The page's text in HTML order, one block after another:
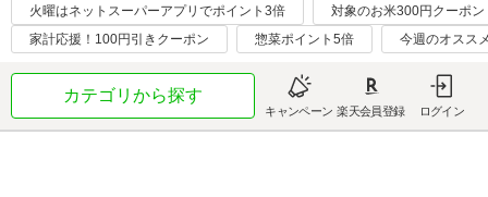
火曜はネットスーパーアプリでポイント3倍
対象のお米300円クーポン
家計応援！100円引きクーポン
惣菜ポイント5倍 今週のオスス
カテゴリから探す
キャンペーン 楽天会員登録 ログイン